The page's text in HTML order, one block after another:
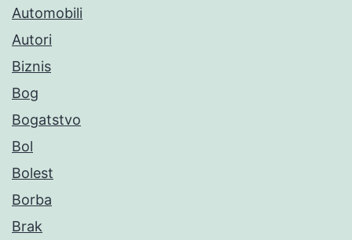
Automobili
Autori
Biznis
Bog
Bogatstvo
Bol
Bolest
Borba
Brak